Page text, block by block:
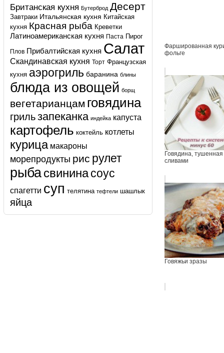
Британская кухня Бутерброд Десерт
Завтраки Итальянская кухня Китайская
кухня Красная рыба Креветки
Латиноамериканская кухня Паста Пирог
Плов Прибалтийская кухня Салат
Скандинавская кухня Торт Французская
кухня аэрогриль баранина блины
блюда из овощей борщ
вегетарианцам говядина
грильзапеканка индейка капуста
картофель коктейль котлеты
курица макароны
морепродукты рис рулет
рыбасвининасоус
спагетти суп телятина тефтели шашлык
яйца
Фаршированная
фольге
Говядина, тушенная
сливами
Говяжьи зразы